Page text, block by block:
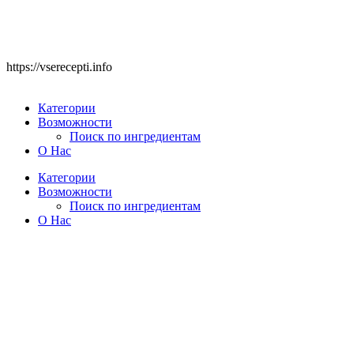
https://vserecepti.info
Категории
Возможности
Поиск по ингредиентам
О Нас
Категории
Возможности
Поиск по ингредиентам
О Нас